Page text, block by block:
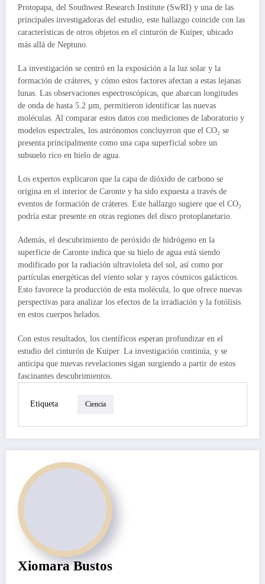
Protopapa, del Southwest Research Institute (SwRI) y una de las
principales investigadoras del estudio, este hallazgo coincide con las
características de otros objetos en el cinturón de Kuiper, ubicado
más allá de Neptuno.
La investigación se centró en la exposición a la luz solar y la
formación de cráteres, y cómo estos factores afectan a estas lejanas
lunas. Las observaciones espectroscópicas, que abarcan longitudes
de onda de hasta 5.2 µm, permitieron identificar las nuevas
moléculas. Al comparar estos datos con mediciones de laboratorio y
modelos espectrales, los astrónomos concluyeron que el CO₂ se
presenta principalmente como una capa superficial sobre un
subsuelo rico en hielo de agua.
Los expertos explicaron que la capa de dióxido de carbono se
origina en el interior de Caronte y ha sido expuesta a través de
eventos de formación de cráteres. Este hallazgo sugiere que el CO₂
podría estar presente en otras regiones del disco protoplanetario.
Además, el descubrimiento de peróxido de hidrógeno en la
superficie de Caronte indica que su hielo de agua está siendo
modificado por la radiación ultravioleta del sol, así como por
partículas energéticas del viento solar y rayos cósmicos galácticos.
Esto favorece la producción de esta molécula, lo que ofrece nuevas
perspectivas para analizar los efectos de la irradiación y la fotólisis
en estos cuerpos helados.
Con estos resultados, los científicos esperan profundizar en el
estudio del cinturón de Kuiper. La investigación continúa, y se
anticipa que nuevas revelaciones sigan surgiendo a partir de estos
fascinantes descubrimientos.
Etiqueta Ciencia
Xiomara Bustos